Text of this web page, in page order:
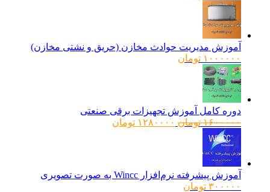
آموزش مدیریت حوادث مخازن (حریق و نشتی مخازن)
۱۰۰۰۰۰۰ تومان
دوره کامل آموزش تجهیزات برقی صنعتی
۱۶۰۰۰۰۰ تومانقیمت
۱۲۸۰۰۰۰ تومانقیمت
آموزش پیشرفته نرم‌افزار Wincc به صورت تصویری
۳۰۰۰۰۰ تومان